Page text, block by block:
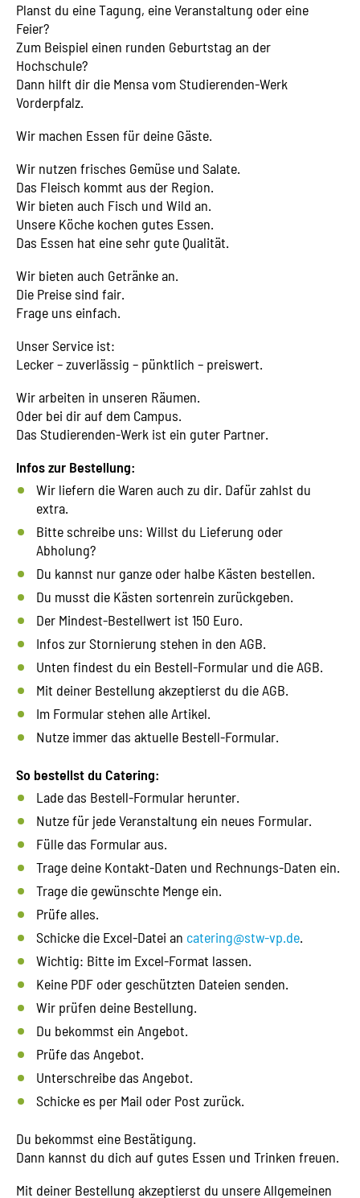
Planst du eine Tagung, eine Veranstaltung oder eine
Feier?
Zum Beispiel einen runden Geburtstag an der
Hochschule?
Dann hilft dir die Mensa vom Studierenden-Werk
Vorderpfalz.
Wir machen Essen für deine Gäste.
Wir nutzen frisches Gemüse und Salate.
Das Fleisch kommt aus der Region.
Wir bieten auch Fisch und Wild an.
Unsere Köche kochen gutes Essen.
Das Essen hat eine sehr gute Qualität.
Wir bieten auch Getränke an.
Die Preise sind fair.
Frage uns einfach.
Unser Service ist:
Lecker – zuverlässig – pünktlich – preiswert.
Wir arbeiten in unseren Räumen.
Oder bei dir auf dem Campus.
Das Studierenden-Werk ist ein guter Partner.
Infos zur Bestellung:
Wir liefern die Waren auch zu dir. Dafür zahlst du
extra.
Bitte schreibe uns: Willst du Lieferung oder
Abholung?
Du kannst nur ganze oder halbe Kästen bestellen.
Du musst die Kästen sortenrein zurückgeben.
Der Mindest-Bestellwert ist 150 Euro.
Infos zur Stornierung stehen in den AGB.
Unten findest du ein Bestell-Formular und die AGB.
Mit deiner Bestellung akzeptierst du die AGB.
Im Formular stehen alle Artikel.
Nutze immer das aktuelle Bestell-Formular.
So bestellst du Catering:
Lade das Bestell-Formular herunter.
Nutze für jede Veranstaltung ein neues Formular.
Fülle das Formular aus.
Trage deine Kontakt-Daten und Rechnungs-Daten ein.
Trage die gewünschte Menge ein.
Prüfe alles.
Schicke die Excel-Datei an catering@stw-vp.de.
Wichtig: Bitte im Excel-Format lassen.
Keine PDF oder geschützten Dateien senden.
Wir prüfen deine Bestellung.
Du bekommst ein Angebot.
Prüfe das Angebot.
Unterschreibe das Angebot.
Schicke es per Mail oder Post zurück.
Du bekommst eine Bestätigung.
Dann kannst du dich auf gutes Essen und Trinken freuen.
Mit deiner Bestellung akzeptierst du unsere Allgemeinen